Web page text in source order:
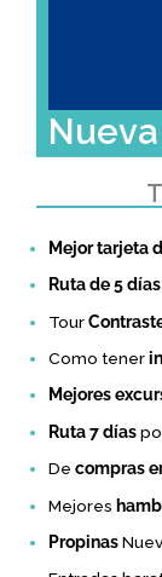
Mejor tarjeta
Ruta de 5 días
Tour
Como tener
Mejores
Ruta 7 días
De compras
Mejores
Propinas